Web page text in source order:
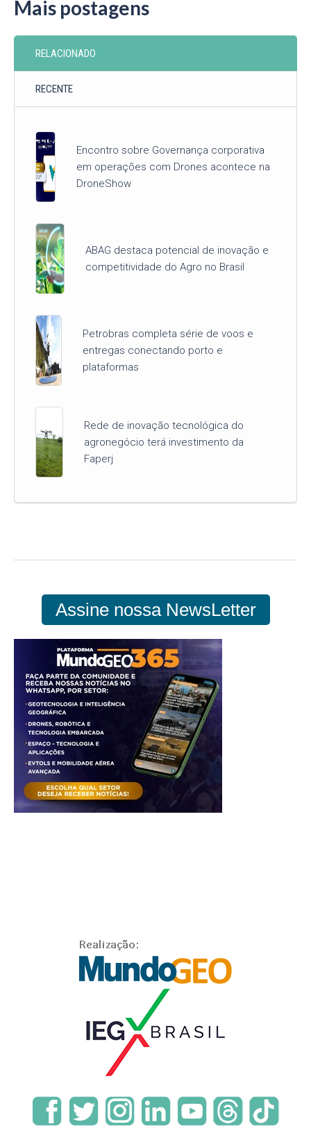
Mais postagens
RELACIONADO
RECENTE
Encontro sobre Governança corporativa
em operações com Drones acontece na
DroneShow
ABAG destaca potencial de inovação e
competitividade do Agro no Brasil
Petrobras completa série de voos e
entregas conectando porto e
plataformas
Rede de inovação tecnológica do
agronegócio terá investimento da
Faperj
Assine nossa NewsLetter